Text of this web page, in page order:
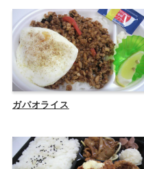
ガパオライス